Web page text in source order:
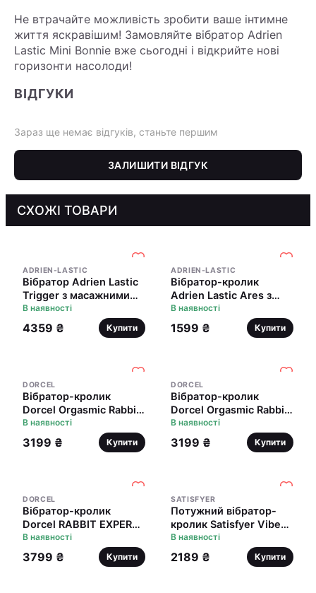
Не втрачайте можливість зробити ваше інтимне
життя яскравішим! Замовляйте вібратор Adrien
Lastic Mini Bonnie вже сьогодні і відкрийте нові
горизонти насолоди!
ВІДГУКИ
Зараз ще немає відгуків, станьте першим
ЗАЛИШИТИ ВІДГУК
СХОЖІ ТОВАРИ
ADRIEN-LASTIC
Вібратор Adrien Lastic
Trigger з масажними
рухами стовбура
В наявності
4359 ₴ Купити
ADRIEN-LASTIC
Вібратор-кролик
Adrien Lastic Ares з
петелькою для пальця,
8 режимів роботи
В наявності
1599 ₴ Купити
DORCEL
Вібратор-кролик
Dorcel Orgasmic Rabbit
Gold з перлинним
масажем
В наявності
3199 ₴ Купити
DORCEL
Вібратор-кролик
Dorcel Orgasmic Rabbit
Pink з перлинним
масажем
В наявності
3199 ₴ Купити
DORCEL
Вібратор-кролик
Dorcel RABBIT EXPERT
G, два мотори
В наявності
3799 ₴ Купити
SATISFYER
Потужний вібратор-
кролик Satisfyer Vibes
Mr. Rabbit, два мотори,
литий силікон, 12
режимів роботи
В наявності
2189 ₴ Купити